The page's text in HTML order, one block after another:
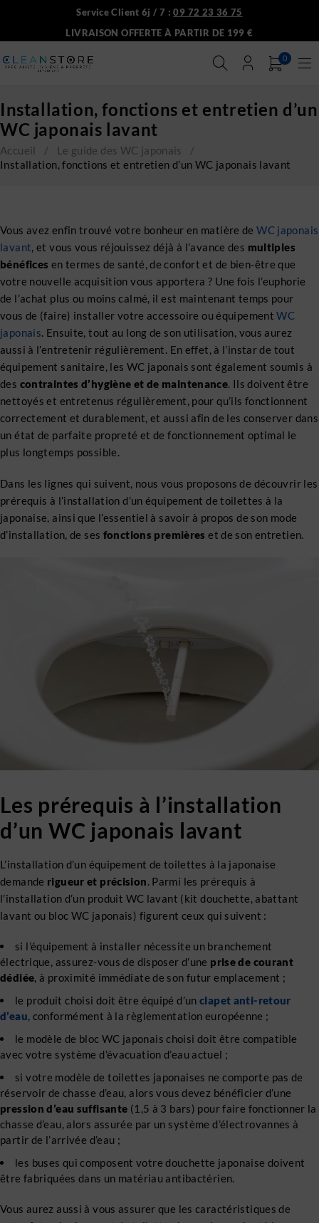
Service Client 6j / 7 :09 72 23 36 75
LIVRAISON OFFERTE À PARTIR DE 199 €
0
Installation, fonctions et entretien d’un
WC japonais lavant
Accueil / Le guide des WC japonais
/
Installation, fonctions et entretien d’un WC japonais lavant
Vous avez enfin trouvé votre bonheur en matière deWC japonais
lavant, et vous vous réjouissez déjà à l’avance des multiples
bénéfices en termes de santé, de confort et de bien-être que
votre nouvelle acquisition vous apportera ? Une fois l’euphorie
de l’achat plus ou moins calmé, il est maintenant temps pour
vous de (faire) installer votre accessoire ou équipementWC
japonais. Ensuite, tout au long de son utilisation, vous aurez
aussi à l’entretenir régulièrement. En effet, à l’instar de tout
équipement sanitaire, les WC japonais sont également soumis à
des contraintes d’hygiène et de maintenance. Ils doivent être
nettoyés et entretenus régulièrement, pour qu’ils fonctionnent
correctement et durablement, et aussi afin de les conserver dans
un état de parfaite propreté et de fonctionnement optimal le
plus longtemps possible.
Dans les lignes qui suivent, nous vous proposons de découvrir les
prérequis à l’installation d’un équipement de toilettes à la
japonaise, ainsi que l’essentiel à savoir à propos de son mode
d’installation, de ses fonctions premières et de son entretien.
Les prérequis à l’installation
d’un WC japonais lavant
L’installation d’un équipement de toilettes à la japonaise
demande rigueur et précision. Parmi les prérequis à
l’installation d’un produit WC lavant (kit douchette, abattant
lavant ou bloc WC japonais) figurent ceux qui suivent :
si l’équipement à installer nécessite un branchement
électrique, assurez-vous de disposer d’une prise de courant
dédiée, à proximité immédiate de son futur emplacement ;
le produit choisi doit être équipé d’un clapet anti-retour
d’eau, conformément à la règlementation européenne ;
le modèle de bloc WC japonais choisi doit être compatible
avec votre système d’évacuation d’eau actuel ;
si votre modèle de toilettes japonaises ne comporte pas de
réservoir de chasse d’eau, alors vous devez bénéficier d’une
pression d’eau suffisante (1,5 à 3 bars) pour faire fonctionner la
chasse d’eau, alors assurée par un système d’électrovannes à
partir de l’arrivée d’eau ;
les buses qui composent votre douchette japonaise doivent
être fabriquées dans un matériau antibactérien.
Vous aurez aussi à vous assurer que les caractéristiques de